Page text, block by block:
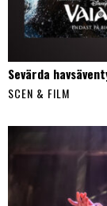
Sevärda
SCEN & FILM